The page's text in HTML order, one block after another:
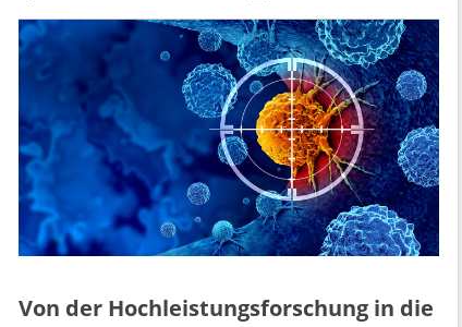
Von der Hochleistungsforschung in die